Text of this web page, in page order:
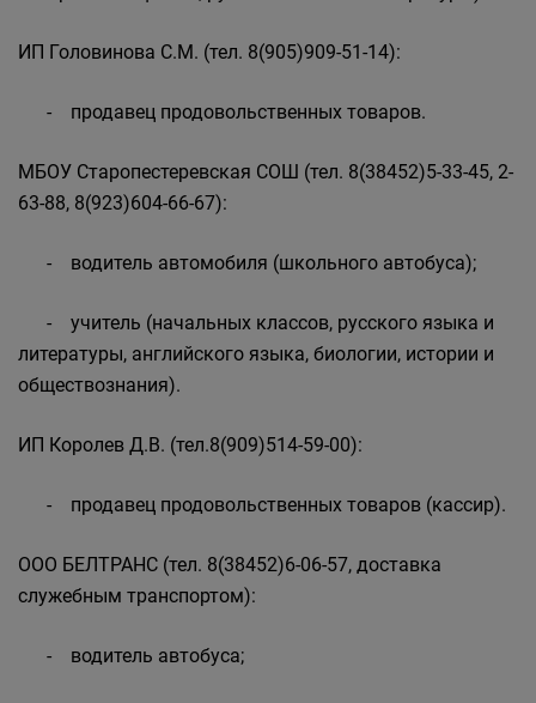
ИП Головинова С.М. (тел. 8(905)909-51-14):
- продавец продовольственных товаров.
МБОУ Старопестеревская СОШ (тел. 8(38452)5-33-45, 2-
63-88, 8(923)604-66-67):
- водитель автомобиля (школьного автобуса);
- учитель (начальных классов, русского языка и
литературы, английского языка, биологии, истории и
обществознания).
ИП Королев Д.В. (тел.8(909)514-59-00):
- продавец продовольственных товаров (кассир).
ООО БЕЛТРАНС (тел. 8(38452)6-06-57, доставка
служебным транспортом):
- водитель автобуса;